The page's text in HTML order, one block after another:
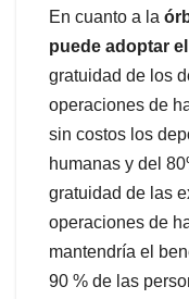
En cuanto a la
puede adoptar
gratuidad de los
operaciones de
sin costos los
humanas y del
gratuidad de las
operaciones de
mantendría el
90 % de las